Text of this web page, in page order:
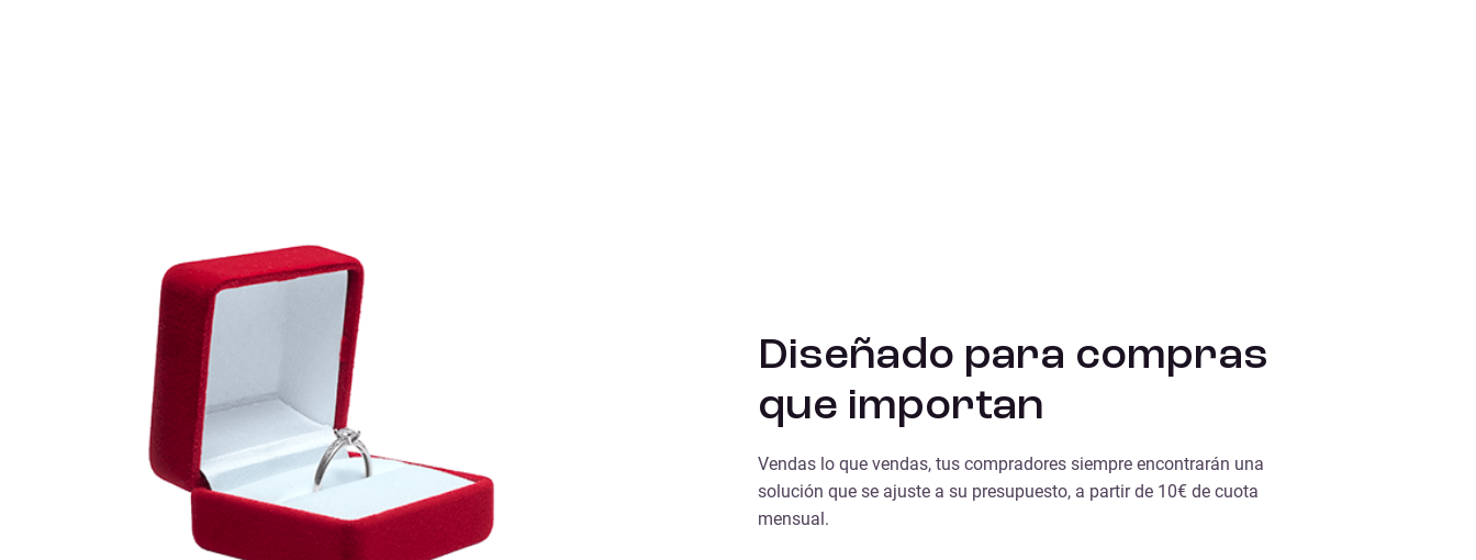
Diseñado para compras
que importan
Vendas lo que vendas, tus compradores siempre encontrarán una
solución que se ajuste a su presupuesto, a partir de 10€ de cuota
mensual.